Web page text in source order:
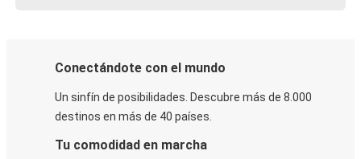
Conectándote con el mundo
Un sinfín de posibilidades. Descubre más de 8.000
destinos en más de 40 países.
Tu comodidad en marcha